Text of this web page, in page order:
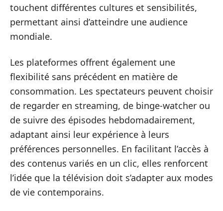
touchent différentes cultures et sensibilités,
permettant ainsi d’atteindre une audience
mondiale.
Les plateformes offrent également une
flexibilité sans précédent en matière de
consommation. Les spectateurs peuvent choisir
de regarder en streaming, de binge-watcher ou
de suivre des épisodes hebdomadairement,
adaptant ainsi leur expérience à leurs
préférences personnelles. En facilitant l’accès à
des contenus variés en un clic, elles renforcent
l’idée que la télévision doit s’adapter aux modes
de vie contemporains.